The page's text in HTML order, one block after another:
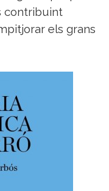
contribuint
els grans